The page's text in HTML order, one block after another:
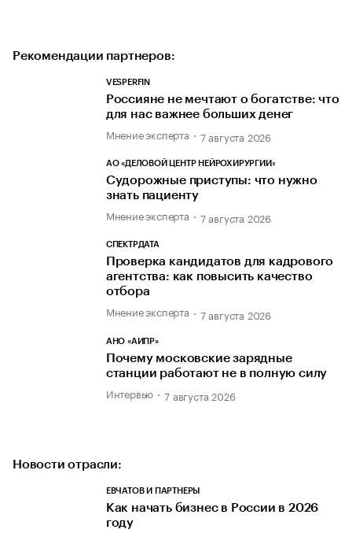
Рекомендации партнеров:
VESPERFIN
Россияне не мечтают о богатстве: что
для нас важнее больших денег
Мнение эксперта 7 августа 2026
АО «ДЕЛОВОЙ ЦЕНТР НЕЙРОХИРУРГИИ»
Судорожные приступы: что нужно
знать пациенту
Мнение эксперта 7 августа 2026
СПЕКТРДАТА
Проверка кандидатов для кадрового
агентства: как повысить качество
отбора
Мнение эксперта 7 августа 2026
АНО «АИПР»
Почему московские зарядные
станции работают не в полную силу
Интервью 7 августа 2026
Новости отрасли:
ЕВЧАТОВ И ПАРТНЕРЫ
Как начать бизнес в России в 2026
году